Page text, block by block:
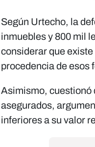
Según Urtecho, la
inmuebles y 800 mil
considerar que existe
procedencia de esos
Asimismo, cuestionó
asegurados,
inferiores a su valor